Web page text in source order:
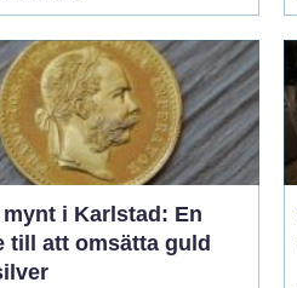
mynt i Karlstad: En
till att omsätta guld